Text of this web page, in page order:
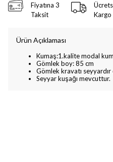
Fiyatına 3
Taksit
Kargo
Ürün Açıklaması
Kumaş:1.kalite modal
Gömlek boy: 85 cm
Gömlek kravatı seyyardır
Seyyar kuşağı mevcuttur.